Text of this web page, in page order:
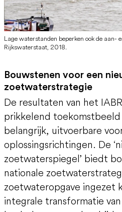
Lage waterstanden beperken ook de aan-
Rijkswaterstaat, 2018.
Bouwstenen voor een
zoetwaterstrategie
De resultaten van het
prikkelend toekomstbeeld
belangrijk, uitvoerbare
oplossingsrichtingen. De
zoetwaterspiegel’ biedt
nationale
zoetwateropgave ingezet
integrale transformatie